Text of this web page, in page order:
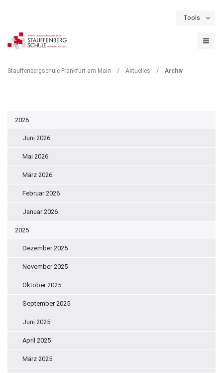
Tools
Schulportal Termine
Stauffenbergschule Frankfurt am Main / Aktuelles / Archiv
2026
Juni 2026
Mai 2026
März 2026
Februar 2026
Januar 2026
2025
Dezember 2025
November 2025
Oktober 2025
September 2025
Juni 2025
April 2025
März 2025